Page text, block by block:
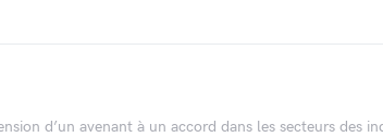
d’un avenant à un accord dans les secteurs des